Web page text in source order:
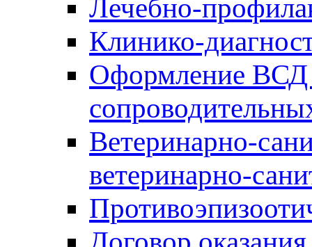
Лечебно-
Клинико-
Оформление ВСД
Ветеринарно-
ветеринарно-